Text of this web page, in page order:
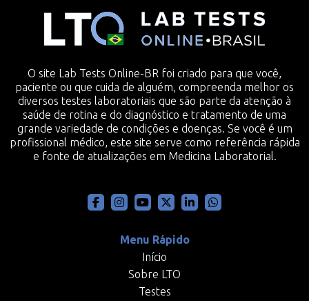
O site Lab Tests Online-BR foi criado para que você,
paciente ou que cuida de alguém, compreenda melhor os
diversos testes laboratoriais que são parte da atenção à
saúde de rotina e do diagnóstico e tratamento de uma
grande variedade de condições e doenças. Se você é um
profissional médico, este site serve como referência rápida
e fonte de atualizações em Medicina Laboratorial.
Menu Rápido
Início
Sobre LTO
Testes